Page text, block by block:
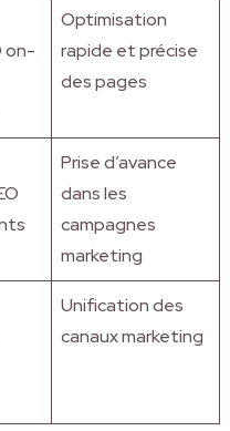
on-
Optimisation
rapide et précise
des pages
Prise d’avance
dans les
campagnes
marketing
Unification des
canaux marketing